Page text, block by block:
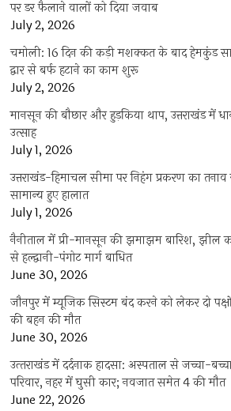
पर डर फैलाने वालों को दिया जवाब
July 2, 2026
चमोली: 16 दिन की कड़ी मशक्कत के बाद हेमकुंड
द्वार से बर्फ हटाने का काम शुरू
July 2, 2026
मानसून की बौछार और हुड़किया थाप, उत्तराखंड में
उत्साह
July 1, 2026
उत्तराखंड-हिमाचल सीमा पर निहंग प्रकरण का
सामान्य हुए हालात
July 1, 2026
नैनीताल में प्री-मानसून की झमाझम बारिश, झील
से हल्द्वानी-पंगोट मार्ग बाधित
June 30, 2026
जौनपुर में म्यूजिक सिस्टम बंद करने को लेकर दो
की बहन की मौत
June 30, 2026
उत्‍तराखंड में दर्दनाक हादसा: अस्पताल से जच्चा-
परिवार, नहर में घुसी कार; नवजात समेत 4 की मौत
June 22, 2026